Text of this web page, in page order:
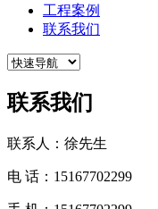
工程案例
联系我们
联系我们
联系人：徐先生
电 话：15167702299